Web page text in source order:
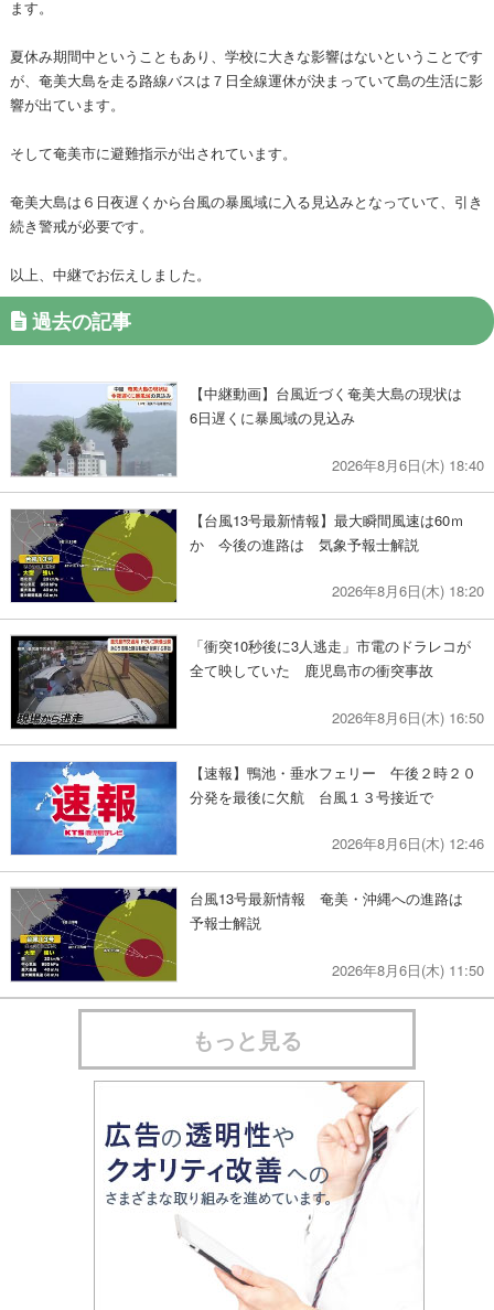
ます。
夏休み期間中ということもあり、学校に大きな影響はないということです
が、奄美大島を走る路線バスは７日全線運休が決まっていて島の生活に影
響が出ています。
そして奄美市に避難指示が出されています。
奄美大島は６日夜遅くから台風の暴風域に入る見込みとなっていて、引き
続き警戒が必要です。
以上、中継でお伝えしました。
過去の記事
【中継動画】台風近づく奄美大島の現状は
6日遅くに暴風域の見込み
2026年8月6日(木) 18:40
【台風13号最新情報】最大瞬間風速は60ｍ
か 今後の進路は 気象予報士解説
2026年8月6日(木) 18:20
「衝突10秒後に3人逃走」市電のドラレコが
全て映していた 鹿児島市の衝突事故
2026年8月6日(木) 16:50
【速報】鴨池・垂水フェリー 午後２時２０
分発を最後に欠航 台風１３号接近で
2026年8月6日(木) 12:46
台風13号最新情報 奄美・沖縄への進路は
予報士解説
2026年8月6日(木) 11:50
もっと見る